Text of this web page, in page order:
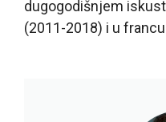
dugogodišnjem
(2011-2018) i u